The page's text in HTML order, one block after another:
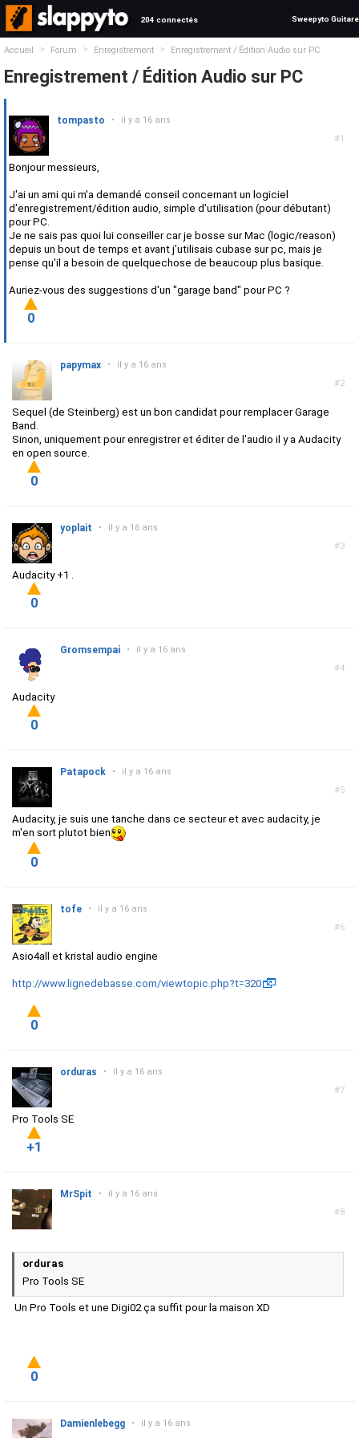
204 connectés Sweepyto Guitare
Accueil > Forum > Enregistrement > Enregistrement / Édition Audio sur PC
Enregistrement / Édition Audio sur PC
#1
tompasto • il y a 16 ans
Bonjour messieurs,
J'ai un ami qui m'a demandé conseil concernant un logiciel
d'enregistrement/édition audio, simple d'utilisation (pour débutant)
pour PC.
Je ne sais pas quoi lui conseiller car je bosse sur Mac (logic/reason)
depuis un bout de temps et avant j'utilisais cubase sur pc, mais je
pense qu'il a besoin de quelquechose de beaucoup plus basique.
Auriez-vous des suggestions d'un "garage band" pour PC ?
0
#2
papymax • il y a 16 ans
Sequel (de Steinberg) est un bon candidat pour remplacer Garage
Band.
Sinon, uniquement pour enregistrer et éditer de l'audio il y a Audacity
en open source.
0
#3
yoplait • il y a 16 ans
Audacity +1 .
0
#4
Gromsempai • il y a 16 ans
Audacity
0
#5
Patapock • il y a 16 ans
Audacity, je suis une tanche dans ce secteur et avec audacity, je
m'en sort plutot bien
0
#6
tofe • il y a 16 ans
Asio4all et kristal audio engine
http://www.lignedebasse.com/viewtopic.php?t=320
0
#7
orduras • il y a 16 ans
Pro Tools SE
+1
#8
MrSpit • il y a 16 ans
orduras
Pro Tools SE
Un Pro Tools et une Digi02 ça suffit pour la maison XD
0
Damienlebegg • il y a 16 ans